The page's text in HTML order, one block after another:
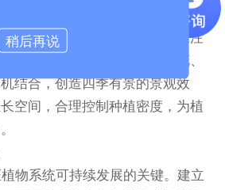
的垂直结构。这种配置不仅能提
增强生态稳定性。季相设计应注
与落叶树种的合理搭配，观花、
结合，创造四季有景的景观效
空间，合理控制种植密度，为植
系统可持续发展的关键。建立
稍后再说